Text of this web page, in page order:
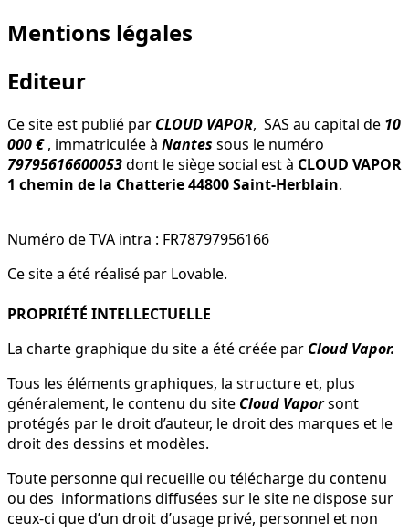
Mentions légales
Editeur
Ce site est publié par CLOUD VAPOR, SAS au capital de 10
000 €, immatriculée à Nantes sous le numéro
79795616600053dont le siège social est à CLOUD VAPOR
1 chemin de la Chatterie 44800 Saint-Herblain.
Numéro de TVA intra : FR78797956166
Ce site a été réalisé par Lovable.
PROPRIÉTÉ INTELLECTUELLE
La charte graphique du site a été créée par Cloud Vapor.
Tous les éléments graphiques, la structure et, plus
généralement, le contenu du site Cloud Vaporsont
protégés par le droit d’auteur, le droit des marques et le
droit des dessins et modèles.
Toute personne qui recueille ou télécharge du contenu
ou des informations diffusées sur le site ne dispose sur
ceux-ci que d’un droit d’usage privé, personnel et non